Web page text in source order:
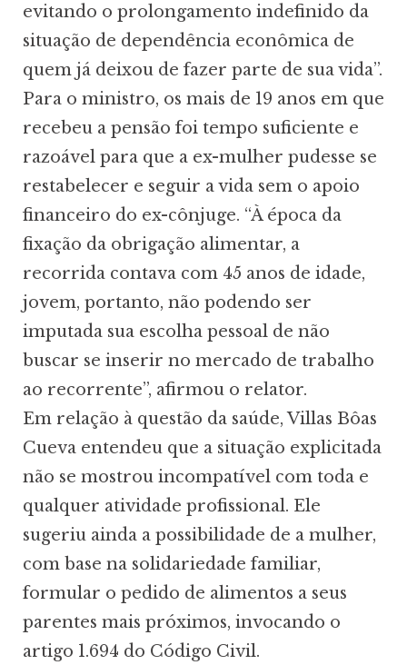
evitando o prolongamento indefinido da
situação de dependência econômica de
quem já deixou de fazer parte de sua vida”.
Para o ministro, os mais de 19 anos em que
recebeu a pensão foi tempo suficiente e
razoável para que a ex-mulher pudesse se
restabelecer e seguir a vida sem o apoio
financeiro do ex-cônjuge. “À época da
fixação da obrigação alimentar, a
recorrida contava com 45 anos de idade,
jovem, portanto, não podendo ser
imputada sua escolha pessoal de não
buscar se inserir no mercado de trabalho
ao recorrente”, afirmou o relator.
Em relação à questão da saúde, Villas Bôas
Cueva entendeu que a situação explicitada
não se mostrou incompatível com toda e
qualquer atividade profissional. Ele
sugeriu ainda a possibilidade de a mulher,
com base na solidariedade familiar,
formular o pedido de alimentos a seus
parentes mais próximos, invocando o
artigo 1.694 do Código Civil.